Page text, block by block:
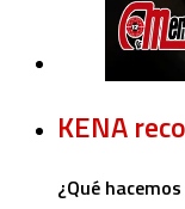
KENA
¿Qué